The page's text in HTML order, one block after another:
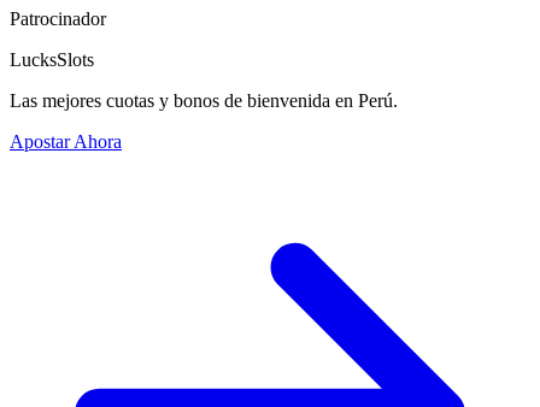
Patrocinador
LucksSlots
Las mejores cuotas y bonos de bienvenida en Perú.
Apostar Ahora